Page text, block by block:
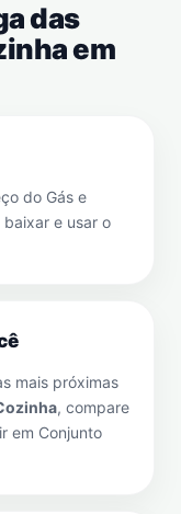
das
em
do Gás e
e usar o
mais próximas
, compare
em Conjunto